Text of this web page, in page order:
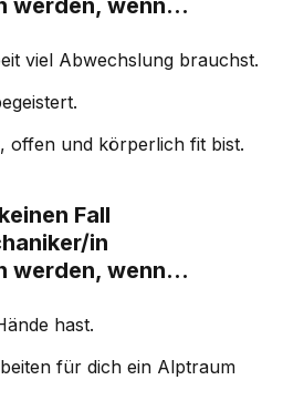
werden, wenn...
viel Abwechslung brauchst.
offen und körperlich fit bist.
Fall
in
werden, wenn...
hast.
für dich ein Alptraum